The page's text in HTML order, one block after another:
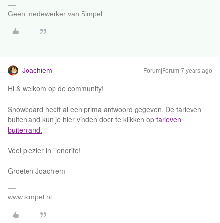
Geen medewerker van Simpel.
Joachiem Forum|Forum|7 years ago
Hi & welkom op de community!
Snowboard heeft al een prima antwoord gegeven. De tarieven
buitenland kun je hier vinden door te klikken op tarieven
buitenland.
Veel plezier in Tenerife!
Groeten Joachiem
www.simpel.nl